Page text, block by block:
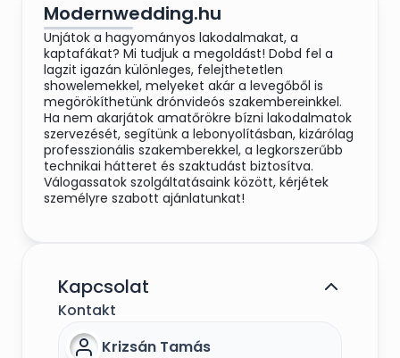
Modernwedding.hu
Unjátok a hagyományos lakodalmakat, a
kaptafákat? Mi tudjuk a megoldást! Dobd fel a
lagzit igazán különleges, felejthetetlen
showelemekkel, melyeket akár a levegőből is
megörökíthetünk drónvideós szakembereinkkel.
Ha nem akarjátok amatőrökre bízni lakodalmatok
szervezését, segítünk a lebonyolításban, kizárólag
professzionális szakemberekkel, a legkorszerűbb
technikai hátteret és szaktudást biztosítva.
Válogassatok szolgáltatásaink között, kérjétek
személyre szabott ajánlatunkat!
Kapcsolat
Kontakt
Krizsán Tamás